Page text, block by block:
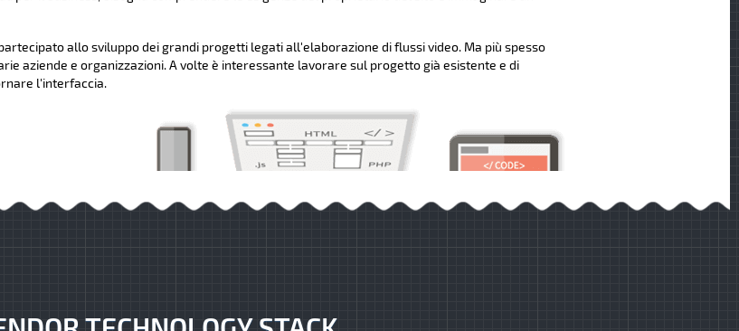
allo sviluppo dei grandi progetti legati all'elaborazione di flussi video. Ma più spesso
aziende e organizzazioni. A volte è interessante lavorare sul progetto già esistente e di
l'interfaccia.